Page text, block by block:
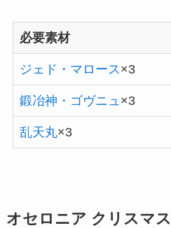
必要素材
ジェド・マロース ×3
鍛冶神・ゴヴニュ ×3
乱天丸×3
オセロニア クリスマ